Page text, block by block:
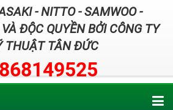
- NITTO - SAMWOO -
ĐỘC QUYỀN BỞI CÔNG TY
THUẬT TÂN ĐỨC